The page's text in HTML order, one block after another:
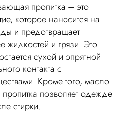
пропитка – это
которое наносится на
и предотвращает
жидкостей и грязи. Это
сухой и опрятной
контакта с
Кроме того, масло-
позволяет одежде
стирки.